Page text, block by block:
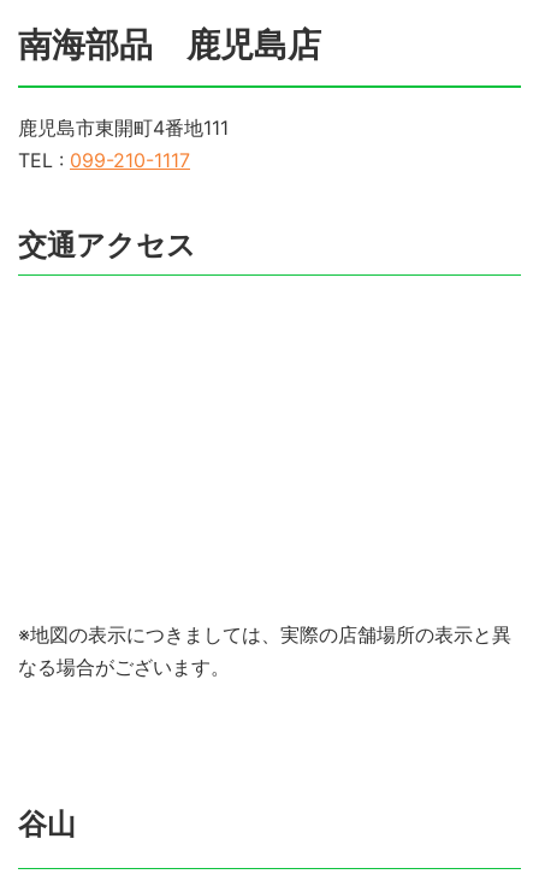
南海部品 鹿児島店
鹿児島市東開町4番地111
TEL : 099-210-1117
交通アクセス
※地図の表示につきましては、実際の店舗場所の表示と異
なる場合がございます。
谷山